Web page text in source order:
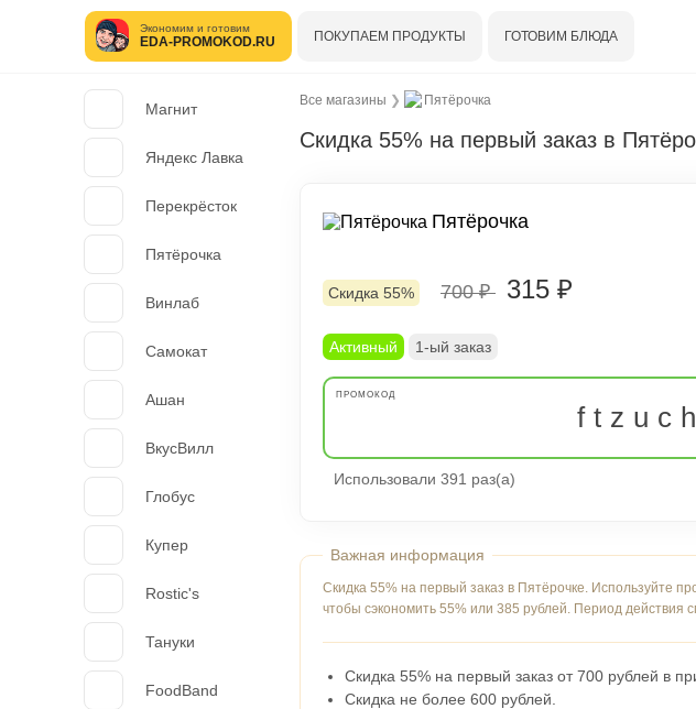
Экономим и готовим
EDA-PROMOKOD.RU ПОКУПАЕМ ПРОДУКТЫ ГОТОВИМ БЛЮДА
Магнит
Яндекс Лавка
Перекрёсток
Пятёрочка
Винлаб
Самокат
Ашан
ВкусВилл
Глобус
Купер
Rostic's
Тануки
FoodBand
Все магазины ❯ Пятёрочка
Скидка 55% на первый заказ в
Пятёрочка
Скидка 55% 700 ₽ 315 ₽
Активный 1-ый заказ
Использовали 391 раз(а)
Скидка 55% на первый заказ в Пятёрочке. Используйте
чтобы сэкономить 55% или 385 рублей. Период действия
Скидка 55% на первый заказ от 700 рублей в
Скидка не более 600 рублей.